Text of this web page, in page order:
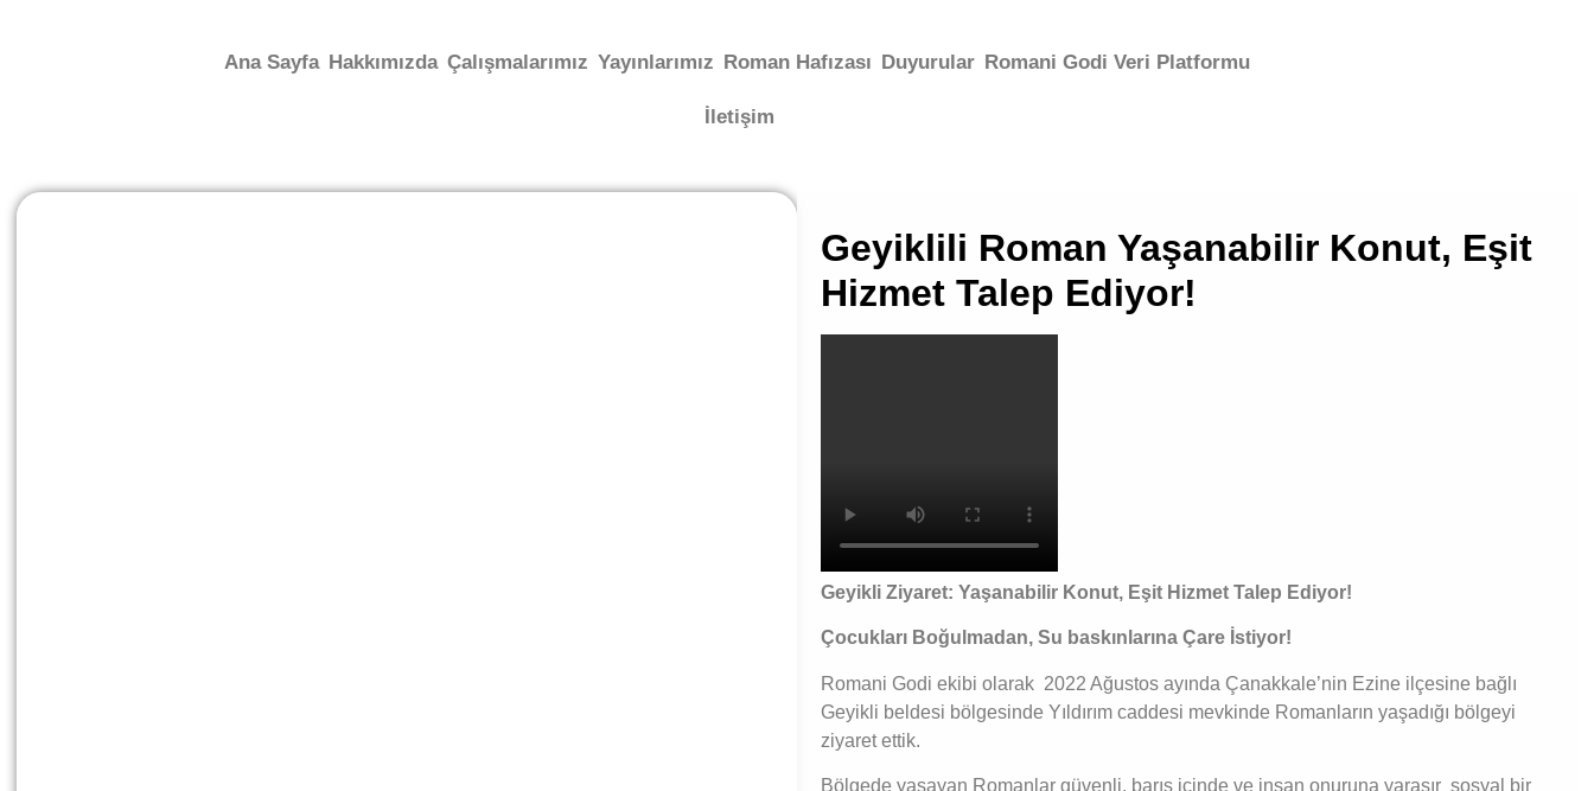
Ana Sayfa Hakkımızda Çalışmalarımız Yayınlarımız Roman Hafızası Duyurular Romani Godi Veri Platformu
İletişim
Geyiklili Roman Yaşanabilir Konut, Eşit
Hizmet Talep Ediyor!
Geyikli Ziyaret: Yaşanabilir Konut, Eşit Hizmet Talep Ediyor!
Çocukları Boğulmadan, Su baskınlarına Çare İstiyor!
Romani Godi ekibi olarak 2022 Ağustos ayında Çanakkale’nin Ezine ilçesine bağlı
Geyikli beldesi bölgesinde Yıldırım caddesi mevkinde Romanların yaşadığı bölgeyi
ziyaret ettik.
Bölgede yaşayan Romanlar güvenli, barış içinde ve insan onuruna yaraşır sosyal bir